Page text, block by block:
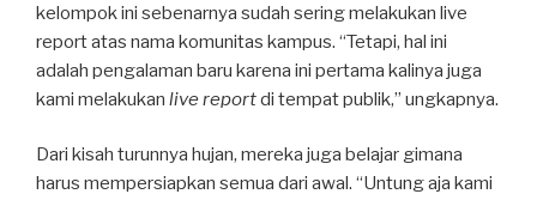
kelompok ini sebenarnya sudah sering melakukan live
report atas nama komunitas kampus. “Tetapi, hal ini
adalah pengalaman baru karena ini pertama kalinya juga
kami melakukan live reportdi tempat publik,” ungkapnya.
Dari kisah turunnya hujan, mereka juga belajar gimana
harus mempersiapkan semua dari awal. “Untung aja kami